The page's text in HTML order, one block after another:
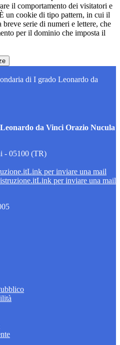
il comportamento dei visitatori e
un cookie di tipo pattern, in cui il
serie di numeri e lettere, che
per il dominio che imposta il
di I grado Leonardo da
da Vinci Orazio Nucula
- 05100 (TR)
Link per inviare una mail
Link per inviare una mail